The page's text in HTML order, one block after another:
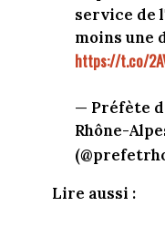
service de
moins une
https://t.co/
— Préfète
Rhône-
Lire aussi :